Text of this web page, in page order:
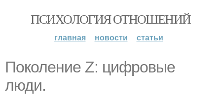
ПСИХОЛОГИЯ ОТНОШЕНИЙ
главная новости статьи
Пoколeниe Z: цифрoвые
люди.